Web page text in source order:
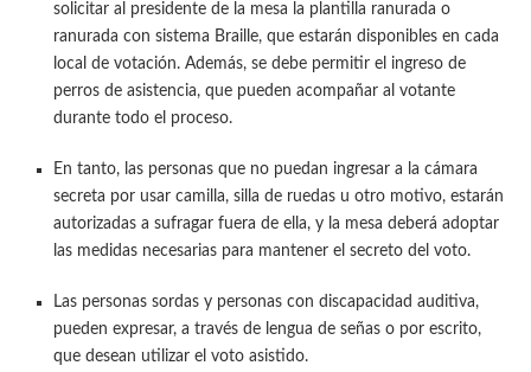
solicitar al presidente de la mesa la plantilla ranurada o
ranurada con sistema Braille, que estarán disponibles en cada
local de votación. Además, se debe permitir el ingreso de
perros de asistencia, que pueden acompañar al votante
durante todo el proceso.
En tanto, las personas que no puedan ingresar a la cámara
secreta por usar camilla, silla de ruedas u otro motivo, estarán
autorizadas a sufragar fuera de ella, y la mesa deberá adoptar
las medidas necesarias para mantener el secreto del voto.
Las personas sordas y personas con discapacidad auditiva,
pueden expresar, a través de lengua de señas o por escrito,
que desean utilizar el voto asistido.